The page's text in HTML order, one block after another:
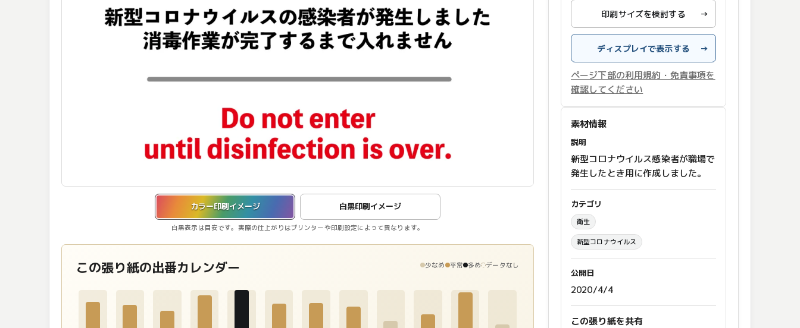
カラー印刷イメージ 白黒印刷イメージ
白黒表示は目安です。実際の仕上がりはプリンターや印刷設定によって異なります。
カラー印刷イメージを表示しています。
この張り紙の出番カレンダー 少なめ 平常 多め データなし
印刷サイズを検討する →
ディスプレイで表示する →
ページ下部の利用規約・免責事項を
確認してください
素材情報
説明
新型コロナウイルス感染者が職場で
発生したとき用に作成しました。
カテゴリ
衛生
新型コロナウイルス
公開日
2020/4/4
この張り紙を共有